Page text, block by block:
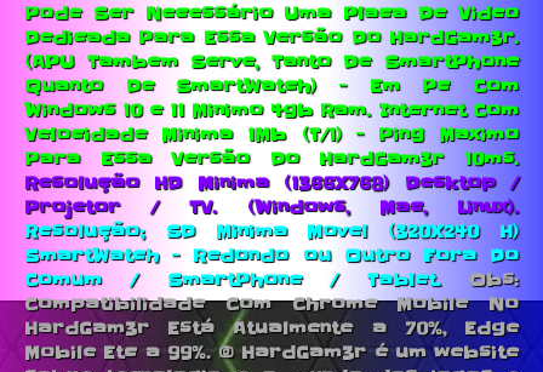
Pode Ser Necessário Uma Placa De Video
Dedicada Para Essa Versão Do HardGam3r.
(APU Tambem Serve, Tanto De SmartPhone
Quanto De SmartWatch) - Em Pc Com
Windows 10 e 11 Minimo 4gb Ram. Internet Com
Velocidade Minima 1Mb (T/1) - Ping Maximo
Para Essa Versão Do HardGam3r 10ms.
Resolução HD Minima (1366X768) Desktop /
Projetor / TV. (Windows, Mac, Linux).
Resolução; SD Minima Movel (320X240 H)
SmartWatch - Redondo ou Outro Fora Do
Comum / SmartPhone / Tablet.Obs:
Compatibilidade Com Chrome Mobile No
HardGam3r Está Atualmente a 70%, Edge
Mobile Etc a 99%. © HardGam3r é um website